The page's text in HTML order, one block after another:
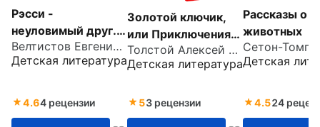
Рэсси -
неуловимый друг.
Вторая книга из
цикла о
Электроника
Велтистов Евгений Серафимович
Детская литература
4.64 рецензии
Золотой ключик,
или Приключения
Буратино
Толстой Алексей Николаевич
Детская литература
53 рецензии
Рассказы о
животных
Детская
4.524